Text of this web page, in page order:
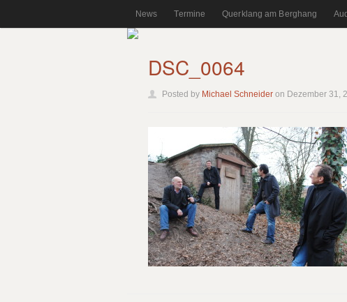
News Termine Querklang am Berghang
DSC_0064
Posted by Michael Schneider on Dezember 31,